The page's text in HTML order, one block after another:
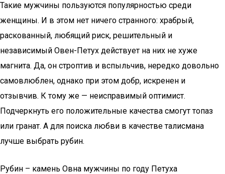
Такие мужчины пользуются популярностью среди
женщины. И в этом нет ничего странного: храбрый,
раскованный, любящий риск, решительный и
независимый Овен-Петух действует на них не хуже
магнита. Да, он строптив и вспыльчив, нередко довольно
самовлюблен, однако при этом добр, искренен и
отзывчив. К тому же — неисправимый оптимист.
Подчеркнуть его положительные качества смогут топаз
или гранат. А для поиска любви в качестве талисмана
лучше выбрать рубин.
Рубин – камень Овна мужчины по году Петуха